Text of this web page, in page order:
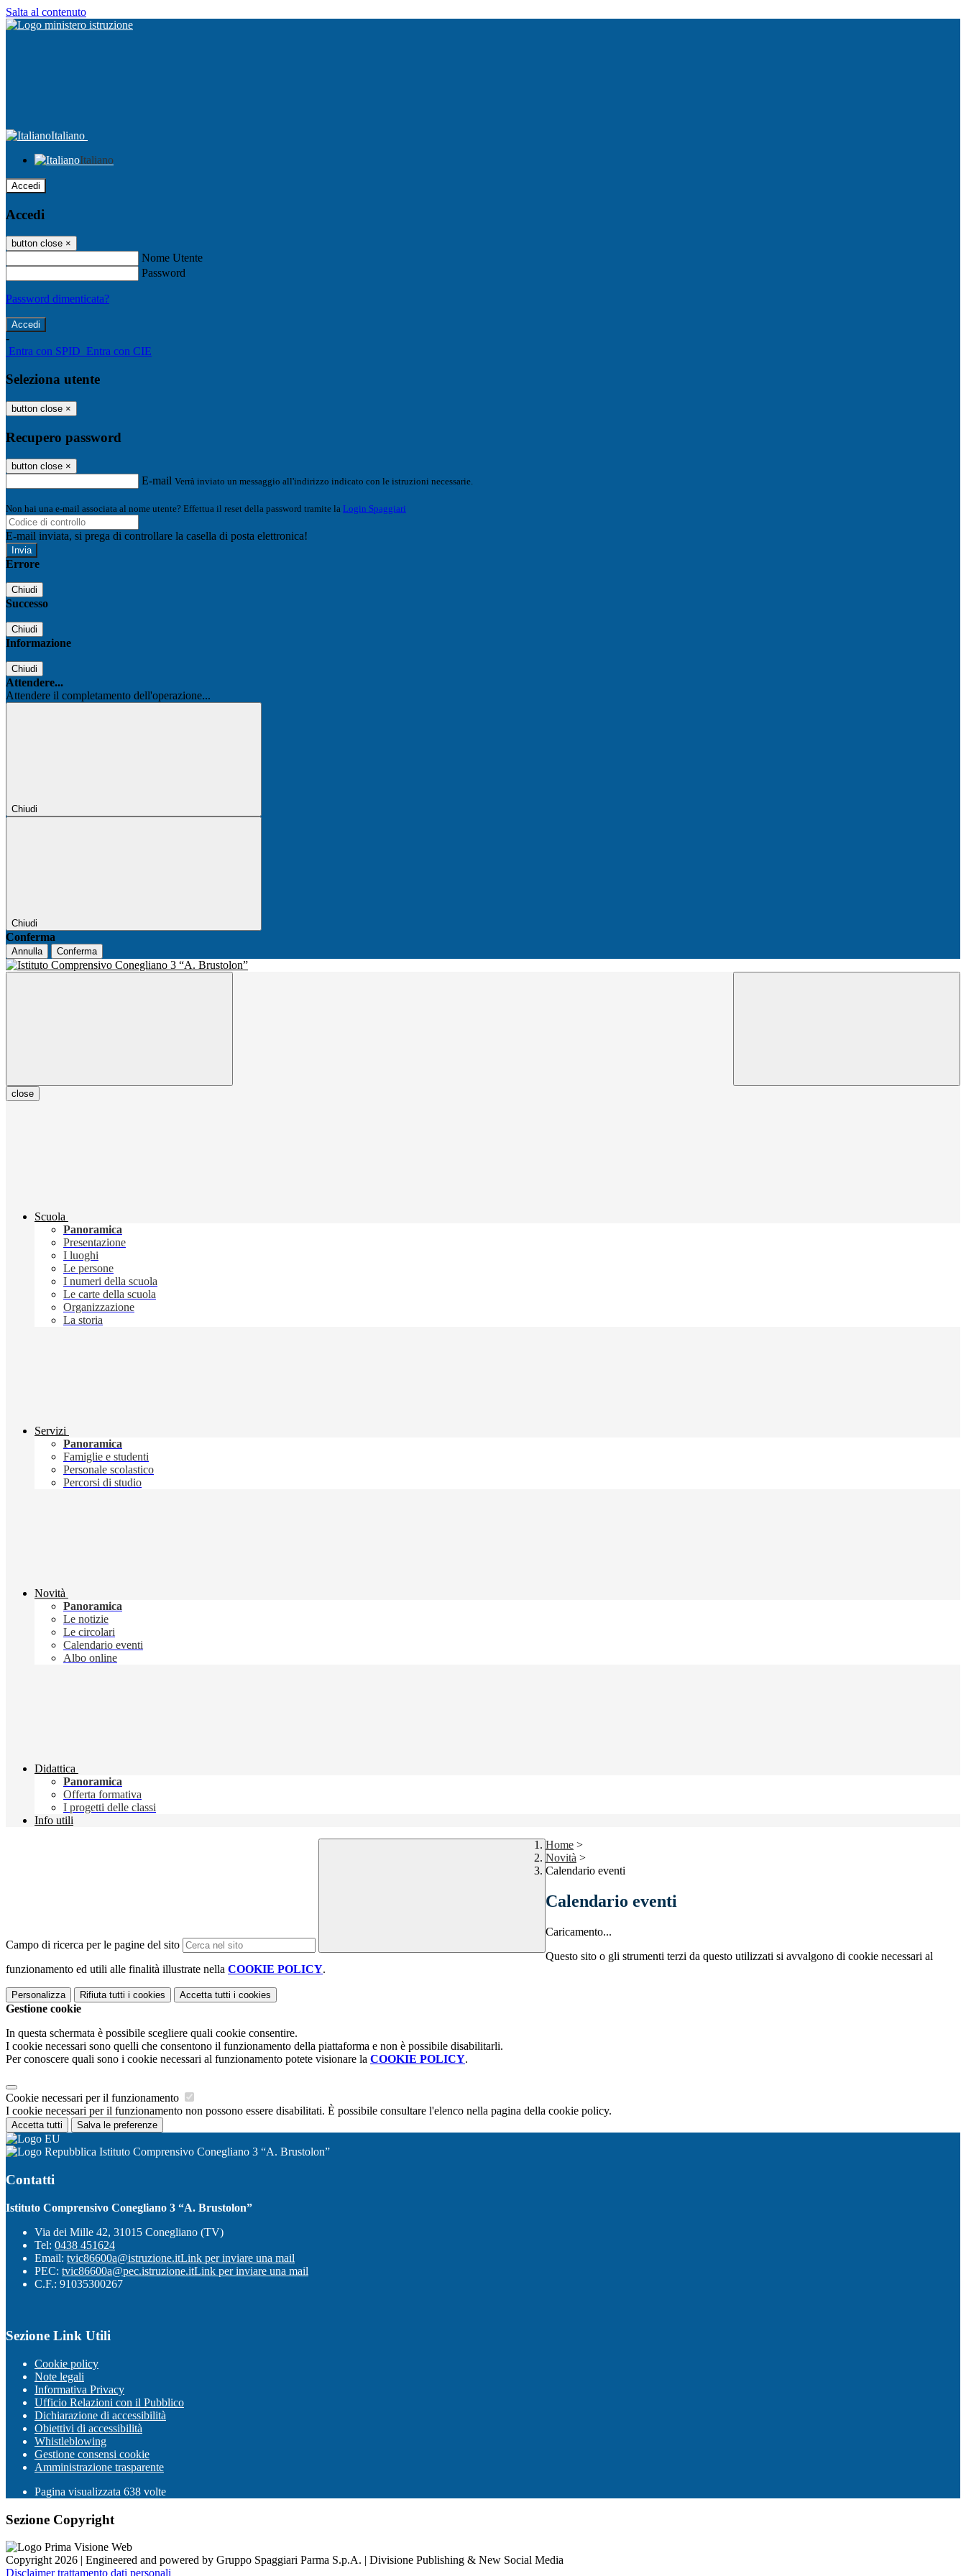
Salta al contenuto
Italiano
Italiano
Accedi
Accedi
button close ×
Nome Utente
Password
Password dimenticata?
-
Entra con SPID Entra con CIE
Seleziona utente
button close ×
Recupero password
button close ×
E-mail Verrà inviato un messaggio all'indirizzo indicato con le istruzioni necessarie.
Non hai una e-mail associata al nome utente? Effettua il reset della password tramite la Login Spaggiari
E-mail inviata, si prega di controllare la casella di posta elettronica!
Errore
Chiudi
Successo
Chiudi
Informazione
Chiudi
Attendere...
Attendere il completamento dell'operazione...
Chiudi
Chiudi
Conferma
Annulla Conferma
close
Scuola
Panoramica
Presentazione
I luoghi
Le persone
I numeri della scuola
Le carte della scuola
Organizzazione
La storia
Servizi
Panoramica
Famiglie e studenti
Personale scolastico
Percorsi di studio
Novità
Panoramica
Le notizie
Le circolari
Calendario eventi
Albo online
Didattica
Panoramica
Offerta formativa
I progetti delle classi
Info utili
Campo di ricerca per le pagine del sito
Home >
Novità >
Calendario eventi
Calendario eventi
Caricamento...
Questo sito o gli strumenti terzi da questo utilizzati si avvalgono di cookie necessari al
funzionamento ed utili alle finalità illustrate nella COOKIE POLICY.
Personalizza Rifiuta tutti i cookies Accetta tutti i cookies
Gestione cookie
In questa schermata è possibile scegliere quali cookie consentire.
I cookie necessari sono quelli che consentono il funzionamento della piattaforma e non è possibile disabilitarli.
Per conoscere quali sono i cookie necessari al funzionamento potete visionare la COOKIE POLICY.
Cookie necessari per il funzionamento
I cookie necessari per il funzionamento non possono essere disabilitati. È possibile consultare l'elenco nella pagina della cookie policy.
Accetta tutti Salva le preferenze
Istituto Comprensivo Conegliano 3 “A. Brustolon”
Contatti
Istituto Comprensivo Conegliano 3 “A. Brustolon”
Via dei Mille 42, 31015 Conegliano (TV)
Tel: 0438 451624
Email: tvic86600a@istruzione.itLink per inviare una mail
PEC: tvic86600a@pec.istruzione.itLink per inviare una mail
C.F.: 91035300267
Sezione Link Utili
Cookie policy
Note legali
Informativa Privacy
Ufficio Relazioni con il Pubblico
Dichiarazione di accessibilità
Obiettivi di accessibilità
Whistleblowing
Gestione consensi cookie
Amministrazione trasparente
Pagina visualizzata 638 volte
Sezione Copyright
Copyright 2026 | Engineered and powered by Gruppo Spaggiari Parma S.p.A. | Divisione Publishing & New Social Media
Disclaimer trattamento dati personali